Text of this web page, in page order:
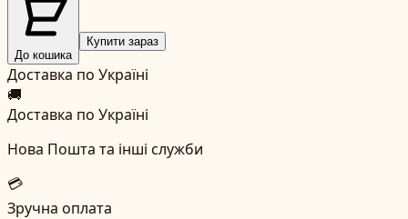
До кошика
Купити зараз
Доставка по Україні
🚚
Доставка по Україні
Нова Пошта та інші служби
💳
Зручна оплата